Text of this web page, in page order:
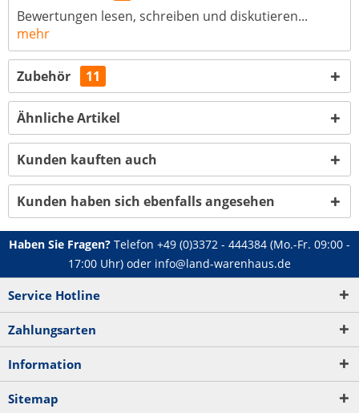
Bewertungen lesen, schreiben und diskutieren...
mehr
Zubehör 11
Ähnliche Artikel
Kunden kauften auch
Kunden haben sich ebenfalls angesehen
Haben Sie Fragen? Telefon +49 (0)3372 - 444384 (Mo.-Fr. 09:00 -
17:00 Uhr) oder info@land-warenhaus.de
Service Hotline
Zahlungsarten
Information
Sitemap